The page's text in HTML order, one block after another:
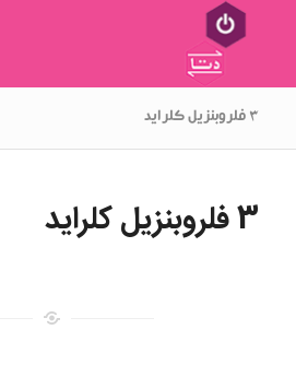
۳ فلروبنزیل کلراید
3 فلروبنزیل کلراید